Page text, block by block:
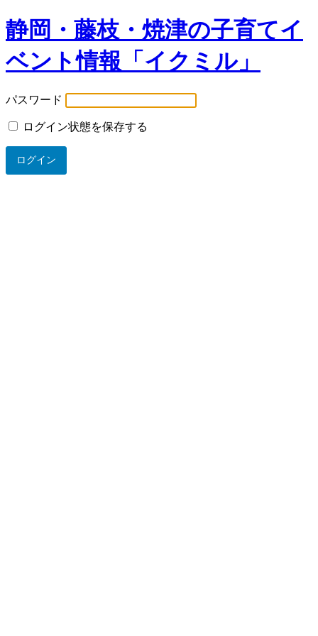
静岡・藤枝・焼津の子育てイ
ベント情報「イクミル」
パスワード
ログイン状態を保存する